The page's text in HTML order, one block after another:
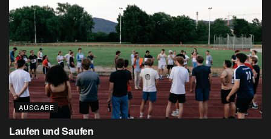
AUSGABE
Laufen und Saufen